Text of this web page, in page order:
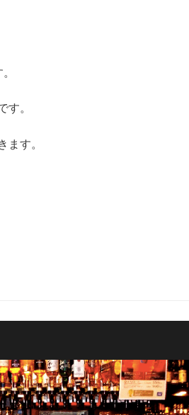
す。
ます。